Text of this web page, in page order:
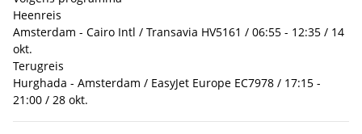
Heenreis
Amsterdam - Cairo Intl / Transavia HV5161 / 06:55 - 12:35 / 14
okt.
Terugreis
Hurghada - Amsterdam / EasyJet Europe EC7978 / 17:15 -
21:00 / 28 okt.